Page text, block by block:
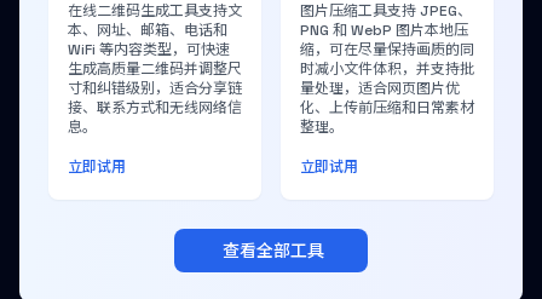
在线二维码生成工具支持文
本、网址、邮箱、电话和
WiFi 等内容类型，可快速
生成高质量二维码并调整尺
寸和纠错级别，适合分享链
接、联系方式和无线网络信
息。
立即试用
图片压缩工具支持 JPEG、
PNG 和 WebP 图片本地压
缩，可在尽量保持画质的同
时减小文件体积，并支持批
量处理，适合网页图片优
化、上传前压缩和日常素材
整理。
立即试用
查看全部工具